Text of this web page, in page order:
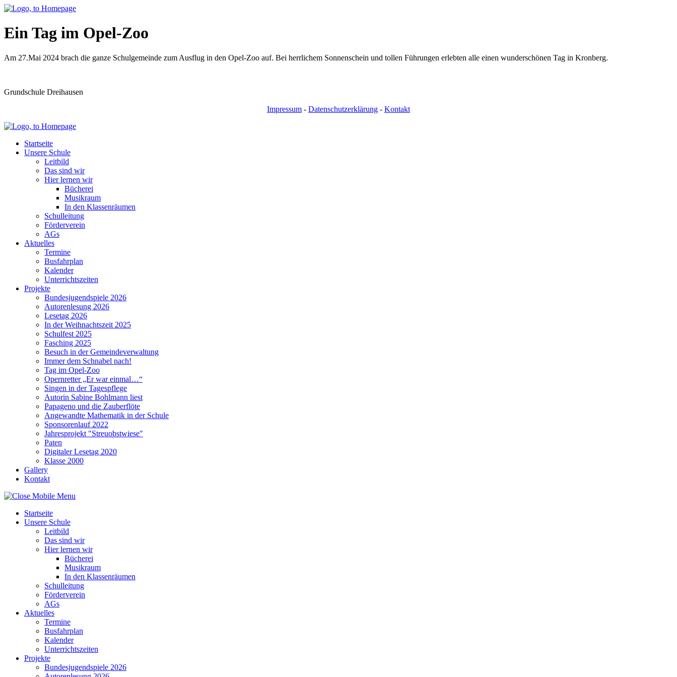
Ein Tag im Opel-Zoo
Am 27.Mai 2024 brach die ganze Schulgemeinde zum Ausflug in den Opel-Zoo auf. Bei herrlichem Sonnenschein und tollen Führungen erlebten alle einen wunderschönen Tag in Kronberg.
Grundschule Dreihausen
Impressum - Datenschutzerklärung - Kontakt
Startseite
Unsere Schule
Leitbild
Das sind wir
Hier lernen wir
Bücherei
Musikraum
In den Klassenräumen
Schulleitung
Förderverein
AGs
Aktuelles
Termine
Busfahrplan
Kalender
Unterrichtszeiten
Projekte
Bundesjugendspiele 2026
Autorenlesung 2026
Lesetag 2026
In der Weihnachtszeit 2025
Schulfest 2025
Fasching 2025
Besuch in der Gemeindeverwaltung
Immer dem Schnabel nach!
Tag im Opel-Zoo
Opernretter „Er war einmal…“
Singen in der Tagespflege
Autorin Sabine Bohlmann liest
Papageno und die Zauberflöte
Angewandte Mathematik in der Schule
Sponsorenlauf 2022
Jahresprojekt "Streuobstwiese"
Paten
Digitaler Lesetag 2020
Klasse 2000
Gallery
Kontakt
Startseite
Unsere Schule
Leitbild
Das sind wir
Hier lernen wir
Bücherei
Musikraum
In den Klassenräumen
Schulleitung
Förderverein
AGs
Aktuelles
Termine
Busfahrplan
Kalender
Unterrichtszeiten
Projekte
Bundesjugendspiele 2026